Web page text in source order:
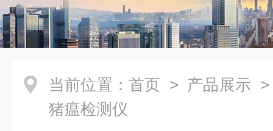
当前位置： 首页 > 产品展示
猪瘟检测仪